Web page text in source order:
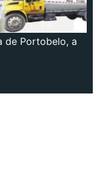
de Portobelo, a